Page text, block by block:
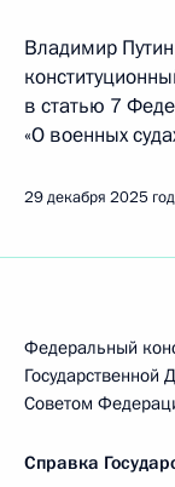
Владимир
в статью 7
«О военных
29 декабря 2025
Федеральный
Советом
Справка